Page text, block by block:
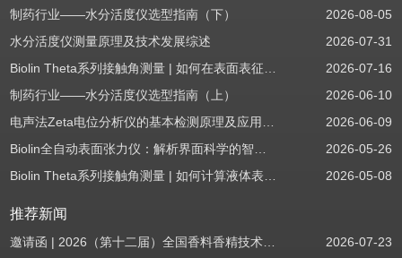
制药行业——水分活度仪选型指南（下）
2026-08-05
水分活度仪测量原理及技术发展综述
2026-07-31
Biolin Theta系列接触角测量 | 如何在表面表征应用中使用接触角：后退角
2026-07-16
制药行业——水分活度仪选型指南（上）
2026-06-10
电声法Zeta电位分析仪的基本检测原理及应用场景
2026-06-09
Biolin全自动表面张力仪：解析界面科学的智能之眼
2026-05-26
Biolin Theta系列接触角测量 | 如何计算液体表面张力分量
2026-05-08
推荐新闻
邀请函 | 2026（第十二届）全国香料香精技术交流年会 2026-07-23